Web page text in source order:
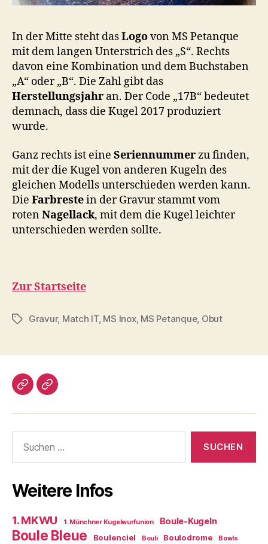
In der Mitte steht dasLogovon MS Petanque
mit dem langen Unterstrich des „S“. Rechts
davon eine Kombination und dem Buchstaben
„A“ oder „B“. Die Zahl gibt das
Herstellungsjahr an. Der Code „17B“ bedeutet
demnach, dass die Kugel 2017 produziert
wurde.
Ganz rechts ist eine Seriennummerzu finden,
mit der die Kugel von anderen Kugeln des
gleichen Modells unterschieden werden kann.
Die Farbrestein der Gravur stammt vom
rotenNagellack, mit dem die Kugel leichter
unterschieden werden sollte.
Zur Startseite
Schlagwörter
Gravur, Match IT, MS Inox, MS Petanque, Obut
Impressum/DatSchutz
Beliebte
nach:
Weitere Infos
1. MKWU 1. Münchner Kugelwurfunion Boule-Kugeln
Boule Bleue Boulenciel Bouli Boulodrome Bowls